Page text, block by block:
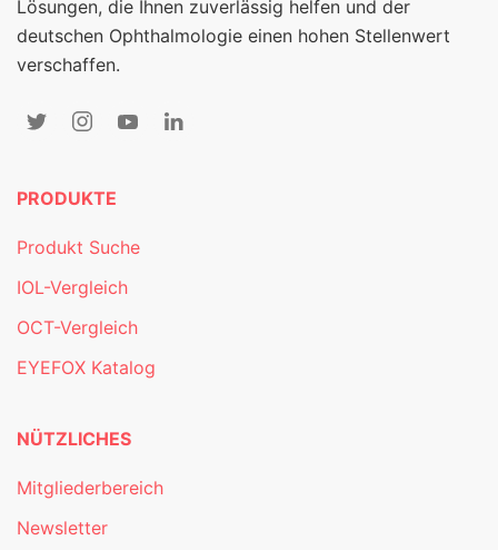
Lösungen, die Ihnen zuverlässig helfen und der
deutschen Ophthalmologie einen hohen Stellenwert
verschaffen.
PRODUKTE
Produkt Suche
IOL-Vergleich
OCT-Vergleich
EYEFOX Katalog
NÜTZLICHES
Mitgliederbereich
Newsletter